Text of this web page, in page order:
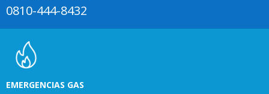
0810-444-8432
EMERGENCIAS GAS